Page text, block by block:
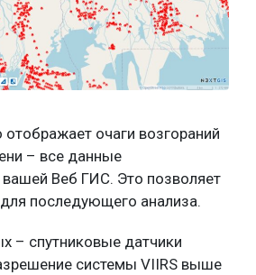
отображает очаги возгораний
– все данные
вашей Веб ГИС. Это позволяет
последующего анализа.
– спутниковые датчики
системы VIIRS выше